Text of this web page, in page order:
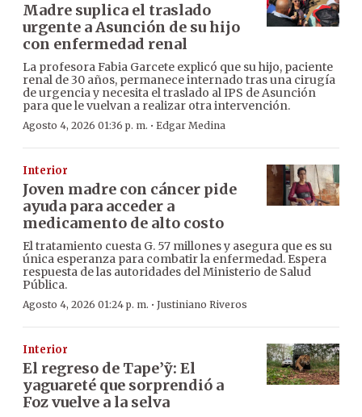
Madre suplica el traslado
urgente a Asunción de su hijo
con enfermedad renal
La profesora Fabia Garcete explicó que su hijo, paciente
renal de 30 años, permanece internado tras una cirugía
de urgencia y necesita el traslado al IPS de Asunción
para que le vuelvan a realizar otra intervención.
Agosto 4, 2026 01:36 p. m. · Edgar Medina
Interior
Joven madre con cáncer pide
ayuda para acceder a
medicamento de alto costo
El tratamiento cuesta G. 57 millones y asegura que es su
única esperanza para combatir la enfermedad. Espera
respuesta de las autoridades del Ministerio de Salud
Pública.
Agosto 4, 2026 01:24 p. m. · Justiniano Riveros
Interior
El regreso de Tape’ỹ: El
yaguareté que sorprendió a
Foz vuelve a la selva